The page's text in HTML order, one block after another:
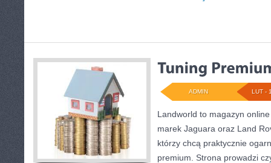
LUT -
ADMIN
Landworld to magazyn
marek Jaguara oraz Land
którzy chcą praktycznie
premium. Strona prowadzi